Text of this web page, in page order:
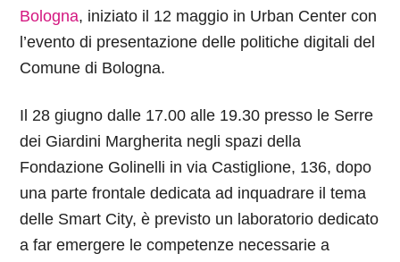
Bologna, iniziato il 12 maggio in Urban Center con
l’evento di presentazione delle politiche digitali del
Comune di Bologna.
Il 28 giugno dalle 17.00 alle 19.30 presso le Serre
dei Giardini Margherita negli spazi della
Fondazione Golinelli in via Castiglione, 136, dopo
una parte frontale dedicata ad inquadrare il tema
delle Smart City, è previsto un laboratorio dedicato
a far emergere le competenze necessarie a